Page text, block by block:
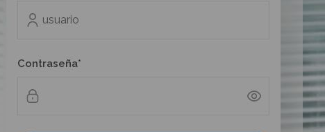
Contraseña*